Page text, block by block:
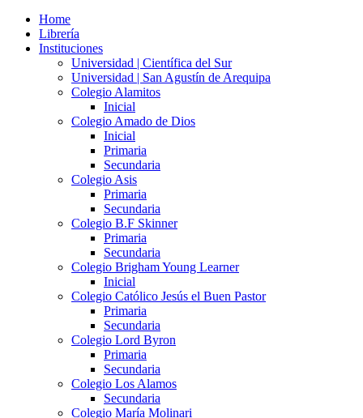
Home
Librería
Instituciones
Universidad | Científica del Sur
Universidad | San Agustín de Arequipa
Colegio Alamitos
Inicial
Colegio Amado de Dios
Inicial
Primaria
Secundaria
Colegio Asis
Primaria
Secundaria
Colegio B.F Skinner
Primaria
Secundaria
Colegio Brigham Young Learner
Inicial
Colegio Católico Jesús el Buen Pastor
Primaria
Secundaria
Colegio Lord Byron
Primaria
Secundaria
Colegio Los Alamos
Secundaria
Colegio María Molinari